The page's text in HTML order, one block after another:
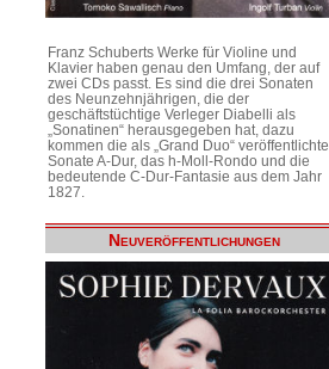
Franz Schuberts Werke für Violine und
Klavier haben genau den Umfang, der auf
zwei CDs passt. Es sind die drei Sonaten
des Neunzehnjährigen, die der
geschäftstüchtige Verleger Diabelli als
„Sonatinen“ herausgegeben hat, dazu
kommen die als „Grand Duo“ veröffentlichte
Sonate A-Dur, das h-Moll-Rondo und die
bedeutende C-Dur-Fantasie aus dem Jahr
1827.
Neuveröffentlichungen